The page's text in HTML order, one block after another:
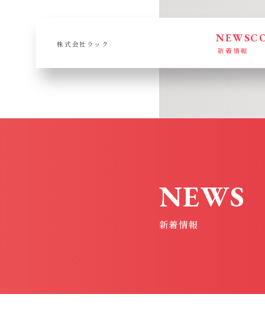
株式会社ラック NEWS
新着情報
NEWS
新着情報